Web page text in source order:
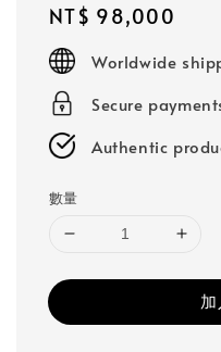
Regular
price
NT$ 98,000
Worldwide
Secure
Authentic
數量